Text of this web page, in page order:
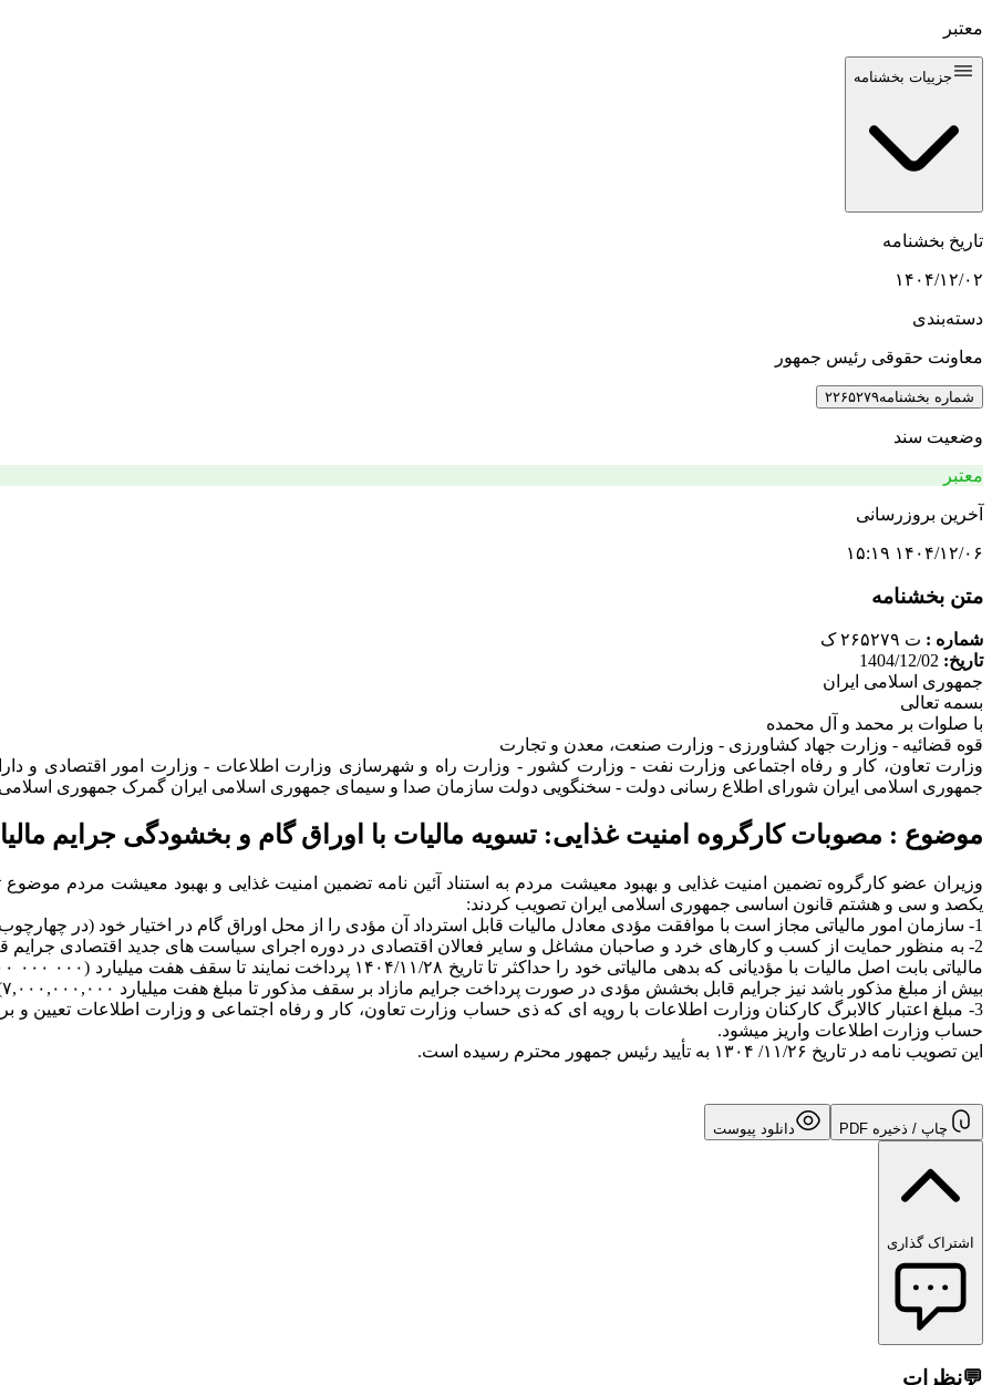
معتبر
جزییات بخشنامه
تاریخ بخشنامه
۱۴۰۴/۱۲/۰۲
دسته‌بندی
معاونت حقوقی رئیس جمهور
شماره بخشنامه۲۲۶۵۲۷۹
وضعیت سند
معتبر
آخرین بروزرسانی
۱۴۰۴/۱۲/۰۶ ۱۵:۱۹
متن بخشنامه
شماره : ت ۲۶۵۲۷۹ ک
تاریخ: 1404/12/02
جمهوری اسلامی ایران
بسمه تعالی
با صلوات بر محمد و آل محمده
قوه قضائیه - وزارت جهاد کشاورزی - وزارت صنعت، معدن و تجارت
وزارت تعاون، کار و رفاه اجتماعی وزارت نفت - وزارت کشور - وزارت راه و شهرسازی وزارت اطلاعات - وزارت امور اقتصادی و
جمهوری اسلامی ایران شورای اطلاع رسانی دولت - سخنگویی دولت سازمان صدا و سیمای جمهوری اسلامی ایران گمرک جمهوری اسلامی
موضوع : مصوبات کارگروه امنیت غذایی: تسویه مالیات با اوراق گام و بخشودگی جرایم مالیاتی تا سقف ۷
یکصد و سی و هشتم قانون اساسی جمهوری اسلامی ایران تصویب کردند:
1- سازمان امور مالیاتی مجاز است با موافقت مؤدی معادل مالیات قابل استرداد آن مؤدی را از محل اوراق گام در اختیار خود (در چهارچوب قوانین) تسویه نماید.
2- به منظور حمایت از کسب و کارهای خرد و صاحبان مشاغل و سایر فعالان اقتصادی در دوره اجرای سیاست های جدید اقتصادی جرایم
بیش از مبلغ مذکور باشد نیز جرایم قابل بخشش مؤدی در صورت پرداخت جرایم مازاد بر سقف مذکور تا مبلغ هفت میلیارد ۷,۰۰۰,۰۰۰,۰۰۰) ریال بخشیده میشود.
3- مبلغ اعتبار کالابرگ کارکنان وزارت اطلاعات با رویه ای که ذی حساب وزارت تعاون، کار و رفاه اجتماعی و وزارت اطلاعات تعیین
حساب وزارت اطلاعات واریز میشود.
این تصویب نامه در تاریخ ۱۱/۲۶/ ۱۳۰۴ به تأیید رئیس جمهور محترم رسیده است.
چاپ / ذخیره PDF دانلود پیوست
اشتراک گذاری
💬نظرات